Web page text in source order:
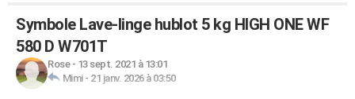
Symbole Lave-linge hublot 5 kg HIGH ONE WF
580 D W701T
Rose- 13 sept. 2021 à 13:01
Mimi- 21 janv. 2026 à 03:50